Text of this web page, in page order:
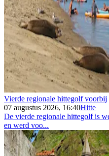
Vierde regionale hittegolf voorbij
07 augustus 2026, 16:40Hitte
De vierde regionale hittegolf is
en werd voo...